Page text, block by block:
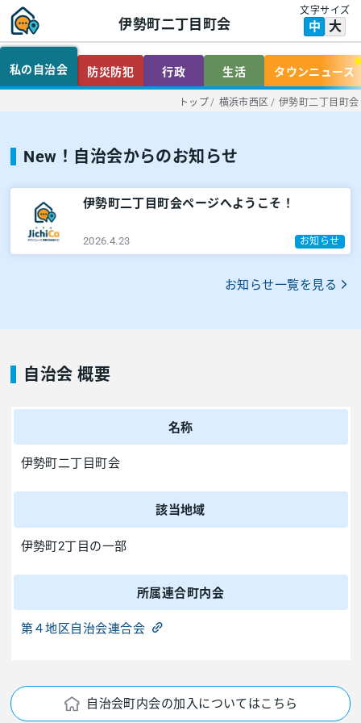
伊勢町二丁目町会
文字サイズ
中 大
私の自治会 防災防犯 行政 生活 タウンニュース
トップ / 横浜市西区 / 伊勢町二丁目町会
New！自治会からのお知らせ
伊勢町二丁目町会ページへようこそ！
2026.4.23 お知らせ
お知らせ一覧を見る
自治会 概要
名称
伊勢町二丁目町会
該当地域
伊勢町2丁目の一部
所属連合町内会
第４地区自治会連合会
自治会町内会の加入についてはこちら